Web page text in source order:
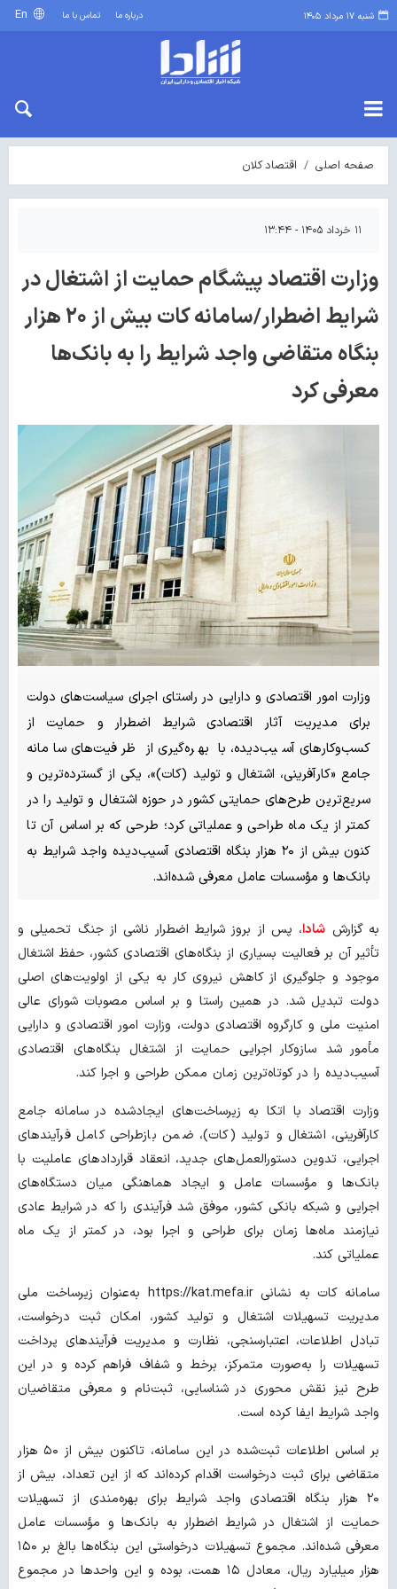
شنبه ۱۷ مرداد ۱۴۰۵ درباره ما تماس با ما
صفحه اصلی اقتصاد کلان
۱۱ خرداد ۱۴۰۵ - ۱۳:۴۴
وزارت اقتصاد پیشگام حمایت از اشتغال در
شرایط اضطرار/سامانه کات بیش از ۲۰ هزار
بنگاه متقاضی واجد شرایط را به بانک‌ها
معرفی کرد
وزارت امور اقتصادی و دارایی در راستای اجرای سیاست‌های دولت
برای مدیریت آثار اقتصادی شرایط اضطرار و حمایت از
کسب‌وکارهای آسیب‌دیده، با بهره‌گیری از ظرفیت‌های سامانه
جامع «کارآفرینی، اشتغال و تولید (کات)»، یکی از گسترده‌ترین و
سریع‌ترین طرح‌های حمایتی کشور در حوزه اشتغال و تولید را در
کمتر از یک ماه طراحی و عملیاتی کرد؛ طرحی که بر اساس آن تا
کنون بیش از ۲۰ هزار بنگاه اقتصادی آسیب‌دیده واجد شرایط به
بانک‌ها و مؤسسات عامل معرفی شده‌اند.
به گزارش شادا، پس از بروز شرایط اضطرار ناشی از جنگ تحمیلی و
تأثیر آن بر فعالیت بسیاری از بنگاه‌های اقتصادی کشور، حفظ اشتغال
موجود و جلوگیری از کاهش نیروی کار به یکی از اولویت‌های اصلی
دولت تبدیل شد. در همین راستا و بر اساس مصوبات شورای عالی
امنیت ملی و کارگروه اقتصادی دولت، وزارت امور اقتصادی و دارایی
مأمور شد سازوکار اجرایی حمایت از اشتغال بنگاه‌های اقتصادی
آسیب‌دیده را در کوتاه‌ترین زمان ممکن طراحی و اجرا کند.
وزارت اقتصاد با اتکا به زیرساخت‌های ایجادشده در سامانه جامع
کارآفرینی، اشتغال و تولید (کات)، ضمن بازطراحی کامل فرآیندهای
اجرایی، تدوین دستورالعمل‌های جدید، انعقاد قراردادهای عاملیت با
بانک‌ها و مؤسسات عامل و ایجاد هماهنگی میان دستگاه‌های
اجرایی و شبکه بانکی کشور، موفق شد فرآیندی را که در شرایط عادی
نیازمند ماه‌ها زمان برای طراحی و اجرا بود، در کمتر از یک ماه
عملیاتی کند.
سامانه کات به نشانی https://kat.mefa.ir به‌عنوان زیرساخت ملی
مدیریت تسهیلات اشتغال و تولید کشور، امکان ثبت درخواست،
تبادل اطلاعات، اعتبارسنجی، نظارت و مدیریت فرآیندهای پرداخت
تسهیلات را به‌صورت متمرکز، برخط و شفاف فراهم کرده و در این
طرح نیز نقش محوری در شناسایی، ثبت‌نام و معرفی متقاضیان
واجد شرایط ایفا کرده است.
بر اساس اطلاعات ثبت‌شده در این سامانه، تاکنون بیش از ۵۰ هزار
متقاضی برای ثبت درخواست اقدام کرده‌اند که از این تعداد، بیش از
۲۰ هزار بنگاه اقتصادی واجد شرایط برای بهره‌مندی از تسهیلات
حمایت از اشتغال در شرایط اضطرار به بانک‌ها و مؤسسات عامل
معرفی شده‌اند. مجموع تسهیلات درخواستی این بنگاه‌ها بالغ بر ۱۵۰
هزار میلیارد ریال، معادل ۱۵ همت، بوده و این واحدها در مجموع